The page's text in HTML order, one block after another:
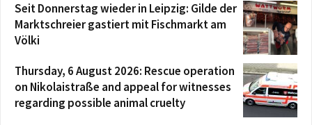
Seit Donnerstag wieder in Leipzig: Gilde der
Marktschreier gastiert mit Fischmarkt am
Völki
Thursday, 6 August 2026: Rescue operation
on Nikolaistraße and appeal for witnesses
regarding possible animal cruelty